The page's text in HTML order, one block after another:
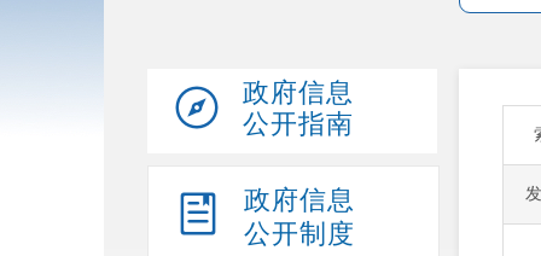
政府信息
公开指南
政府信息
公开制度